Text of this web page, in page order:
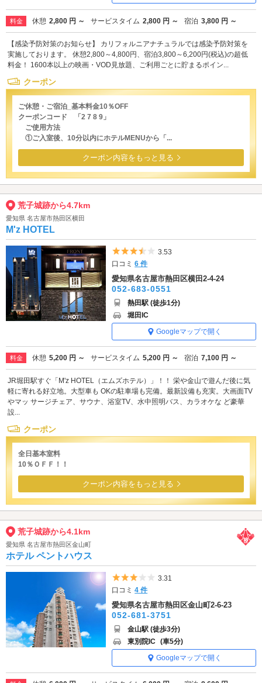
料金 休憩 2,800 円 ～ サービスタイム 2,800 円 ～ 宿泊 3,800 円 ～
【感染予防対策のお知らせ】 カリフォルニアナチュラルでは感染予防対策を
実施しております。 休憩2,800～4,800円、宿泊3,800～6,200円(税込)の超低
料金！ 1600本以上の映画・VOD見放題、ご利用ごとに貯まるポイン...
クーポン
ご休憩・ご宿泊_基本料金10％OFF
クーポンコード 「2 7 8 9」
ご使用方法
①ご入室後、10分以内にホテルMENUから「...
クーポン内容をもっと見る
荒子城跡から4.7km
愛知県 名古屋市熱田区横田
M'z HOTEL
5つ星のうち3.5
3.53
口コミ6 件
愛知県名古屋市熱田区横田2-4-24
052-683-0551
熱田駅 (徒歩1分)
堀田IC
Googleマップで開く
料金 休憩 5,200 円 ～ サービスタイム 5,200 円 ～ 宿泊 7,100 円 ～
JR堀田駅すぐ「M'z HOTEL（エムズホテル）」！！ 栄や金山で遊んだ後に気
軽に寄れる好立地。大型車も OKの駐車場も完備。最新設備も充実。大画面TV
やマッ サージチェア、サウナ、浴室TV、水中照明バス、カラオケな ど豪華
設...
クーポン
全日基本室料
10％ＯＦＦ！！
クーポン内容をもっと見る
荒子城跡から4.1km
愛知県 名古屋市熱田区金山町
ホテル ペントハウス
5つ星のうち3
3.31
口コミ4 件
愛知県名古屋市熱田区金山町2-6-23
052-681-3751
金山駅 (徒歩3分)
東別院IC (車5分)
Googleマップで開く